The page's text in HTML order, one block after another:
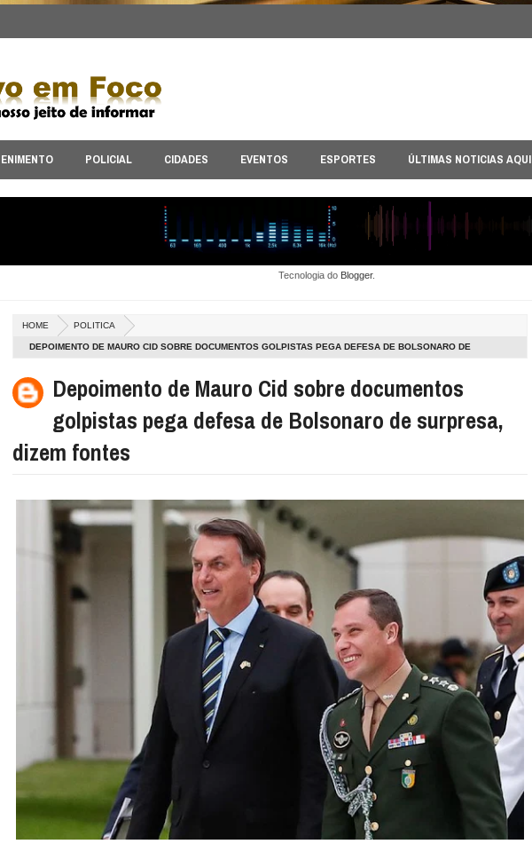
POLICIAL CIDADES EVENTOS ESPORTES ÚLTIMAS NOTICIAS AQUI
Tecnologia do Blogger.
HOME POLITICA
DEPOIMENTO DE MAURO CID SOBRE DOCUMENTOS GOLPISTAS PEGA DEFESA DE BOLSONARO DE
Depoimento de Mauro Cid sobre documentos
golpistas pega defesa de Bolsonaro de surpresa,
dizem fontes